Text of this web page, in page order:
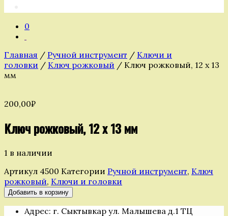
0
Главная / Ручной инструмент / Ключи и
головки / Ключ рожковый / Ключ рожковый, 12 х 13
мм
200,00₽
Ключ рожковый, 12 х 13 мм
1 в наличии
Артикул 4500 Категории Ручной инструмент, Ключ
рожковый, Ключи и головки
Количество
товара
Ключ
Добавить в корзину
Адрес: г. Сыктывкар ул. Малышева д.1 ТЦ